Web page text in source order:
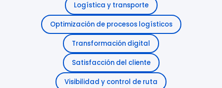
Logística y transporte
Optimización de procesos logísticos
Transformación digital
Satisfacción del cliente
Visibilidad y control de ruta